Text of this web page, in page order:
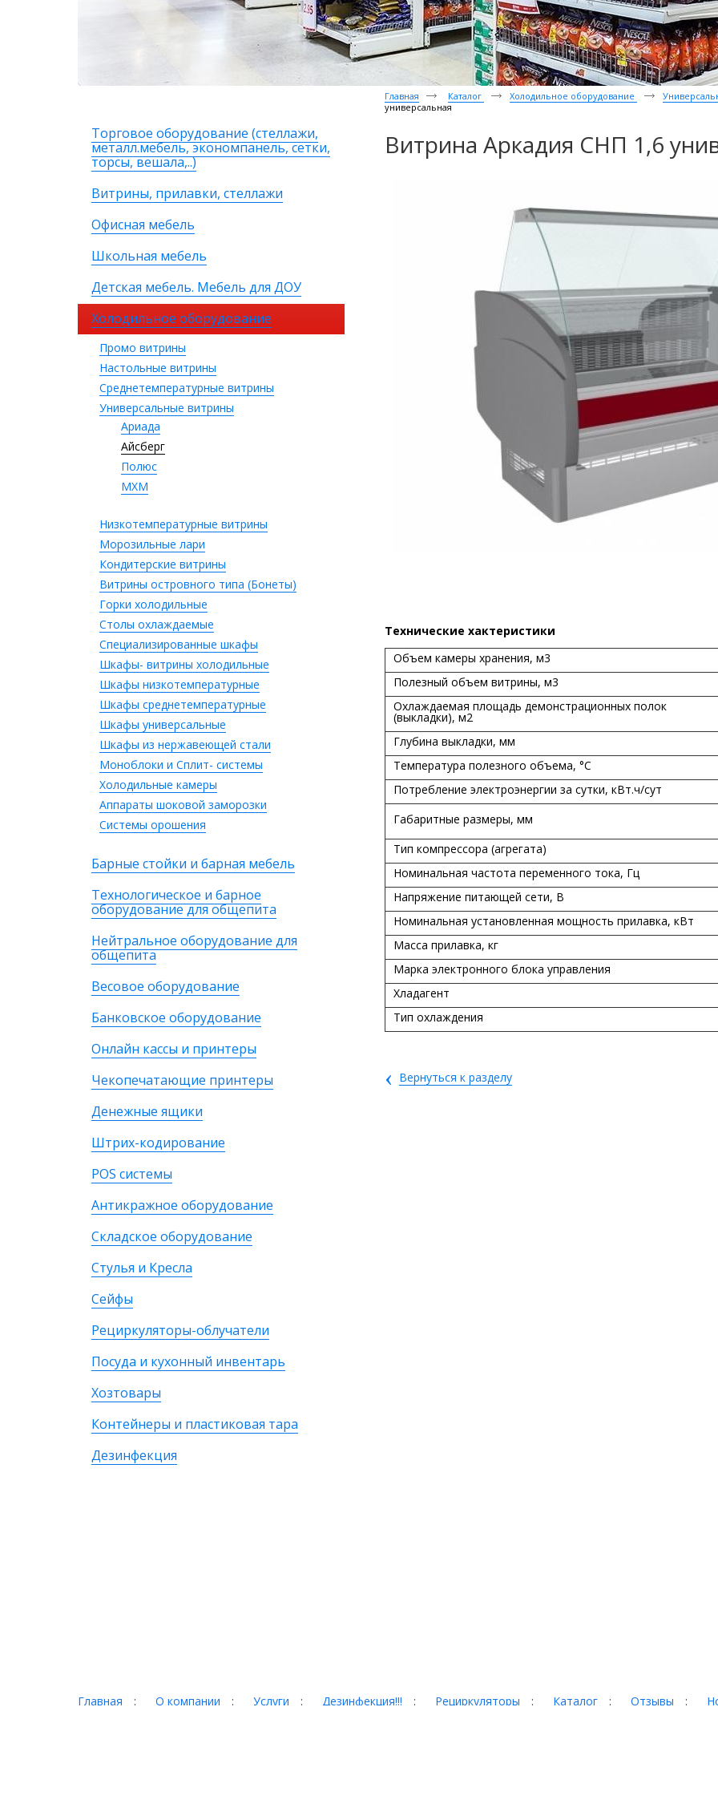
Торговое оборудование (стеллажи,
металл.мебель, экономпанель, сетки,
торсы, вешала,..)
Витрины, прилавки, стеллажи
Офисная мебель
Школьная мебель
Детская мебель. Мебель для ДОУ
Холодильное оборудование
Промо витрины
Настольные витрины
Среднетемпературные витрины
Универсальные витрины
Ариада
Айсберг
Полюс
МХМ
Низкотемпературные витрины
Морозильные лари
Кондитерские витрины
Витрины островного типа (Бонеты)
Горки холодильные
Столы охлаждаемые
Специализированные шкафы
Шкафы- витрины холодильные
Шкафы низкотемпературные
Шкафы среднетемпературные
Шкафы универсальные
Шкафы из нержавеющей стали
Моноблоки и Сплит- системы
Холодильные камеры
Аппараты шоковой заморозки
Системы орошения
Барные стойки и барная мебель
Технологическое и барное
оборудование для общепита
Нейтральное оборудование для
общепита
Весовое оборудование
Банковское оборудование
Онлайн кассы и принтеры
Чекопечатающие принтеры
Денежные ящики
Штрих-кодирование
POS системы
Антикражное оборудование
Складское оборудование
Стулья и Кресла
Сейфы
Рециркуляторы-облучатели
Посуда и кухонный инвентарь
Хозтовары
Контейнеры и пластиковая тара
Дезинфекция
Главная Каталог Холодильное оборудование
универсальная
Витрина Аркадия СНП 1,6
Технические хактеристики
Объем камеры хранения, м3
Полезный объем витрины, м3
Охлаждаемая площадь демонстрационных полок
(выкладки), м2
Глубина выкладки, мм
Температура полезного объема, °С
Потребление электроэнергии за сутки, кВт.ч/сут
Габаритные размеры, мм
Тип компрессора (агрегата)
Номинальная частота переменного тока, Гц
Напряжение питающей сети, В
Номинальная установленная мощность прилавка, кВт
Масса прилавка, кг
Марка электронного блока управления
Хладагент
Тип охлаждения
‹ Вернуться к разделу
Дезинфекция!!!
Портфолио
Контакты